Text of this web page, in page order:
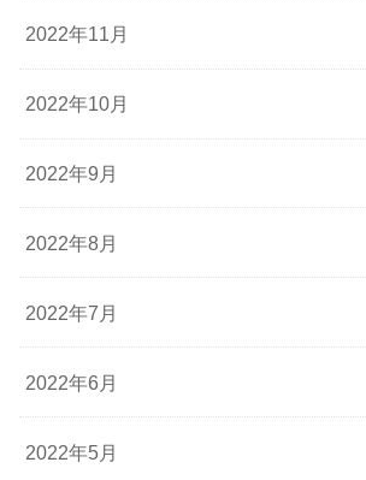
2022年11月
2022年10月
2022年9月
2022年8月
2022年7月
2022年6月
2022年5月